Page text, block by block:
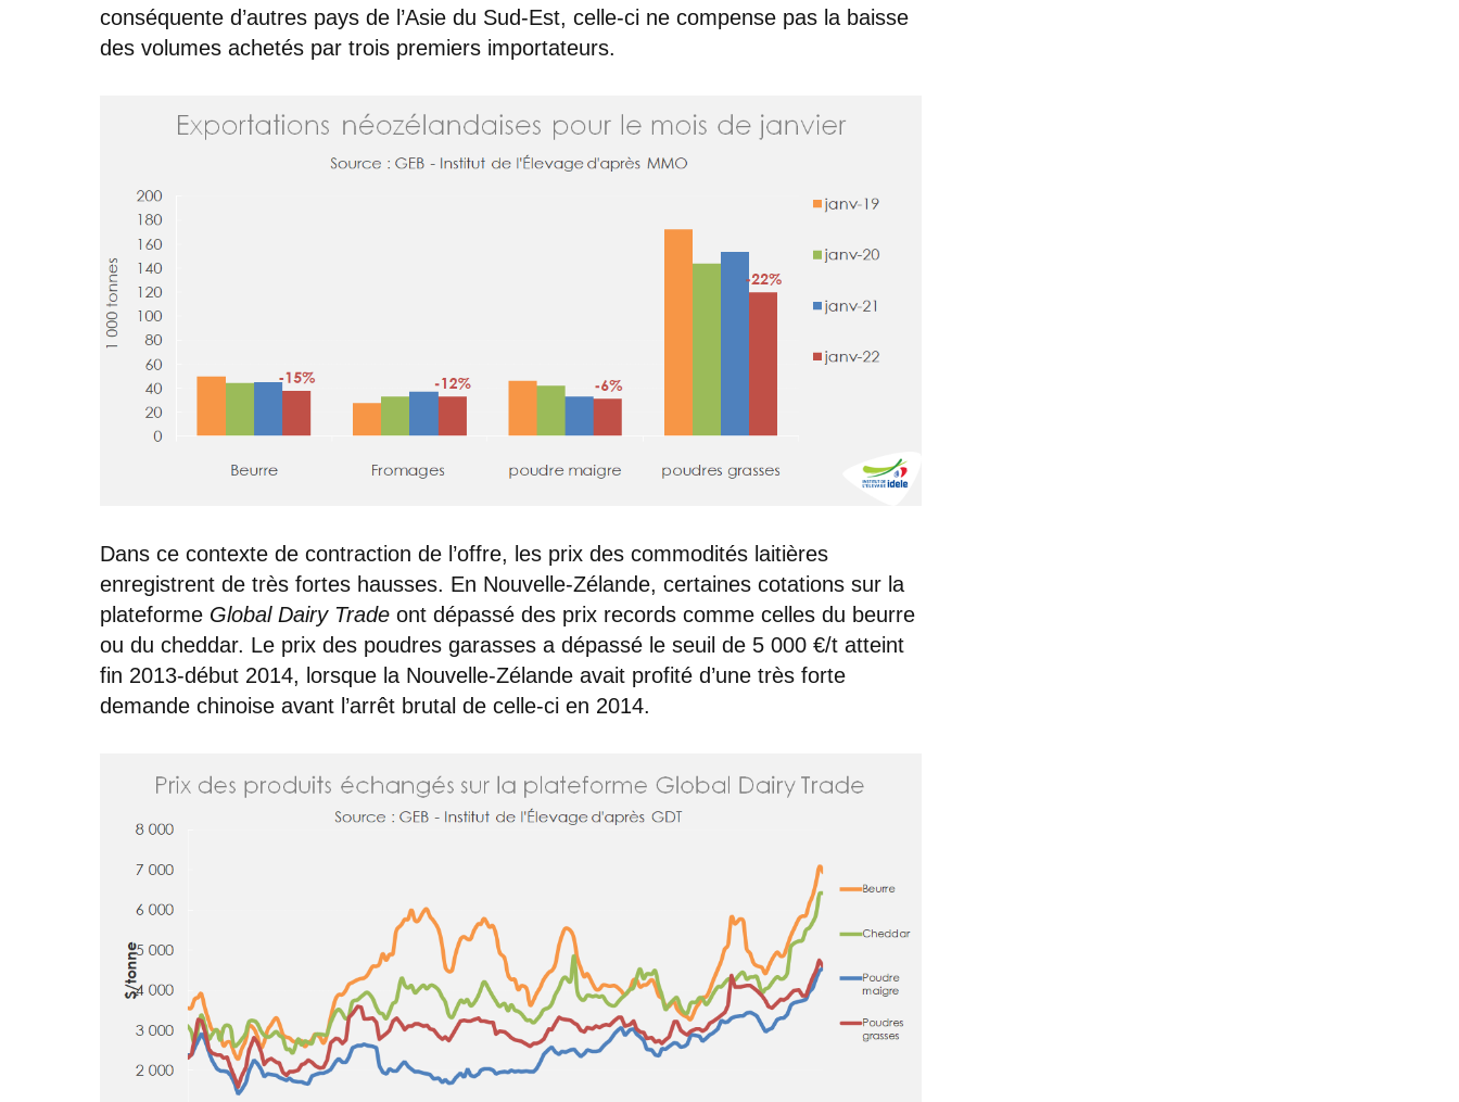
conséquente d’autres pays de l’Asie du Sud-Est, celle-ci ne compense pas la baisse
des volumes achetés par trois premiers importateurs.
Dans ce contexte de contraction de l’offre, les prix des commodités laitières
enregistrent de très fortes hausses. En Nouvelle-Zélande, certaines cotations sur la
plateforme Global Dairy Trade ont dépassé des prix records comme celles du beurre
ou du cheddar. Le prix des poudres garasses a dépassé le seuil de 5 000 €/t atteint
fin 2013-début 2014, lorsque la Nouvelle-Zélande avait profité d’une très forte
demande chinoise avant l’arrêt brutal de celle-ci en 2014.